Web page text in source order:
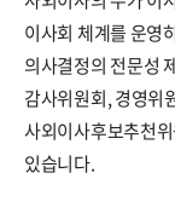
이사회 체계를 운영
의사결정의 전문성
감사위원회, 경영위
사외이사후보추천
있습니다.